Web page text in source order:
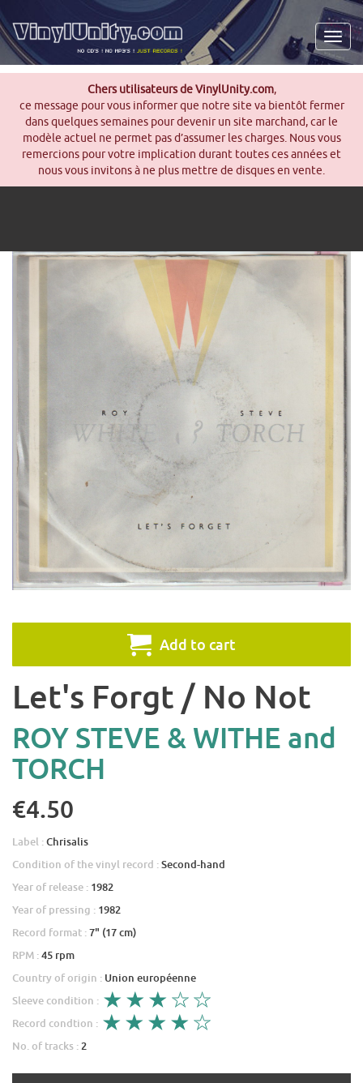
Chers utilisateurs de VinylUnity.com,
ce message pour vous informer que notre site va bientôt fermer
dans quelques semaines pour devenir un site marchand, car le
modèle actuel ne permet pas d’assumer les charges. Nous vous
remercions pour votre implication durant toutes ces années et
nous vous invitons à ne plus mettre de disques en vente.
Add to cart
Let's Forgt / No Not
ROY STEVE & WITHE and
TORCH
€4.50
Label :Chrisalis
Condition of the vinyl record :Second-hand
Year of release : 1982
Year of pressing : 1982
Record format :7" (17 cm)
RPM :45 rpm
Country of origin : Union européenne
Sleeve condition :
Record condtion :
No. of tracks : 2